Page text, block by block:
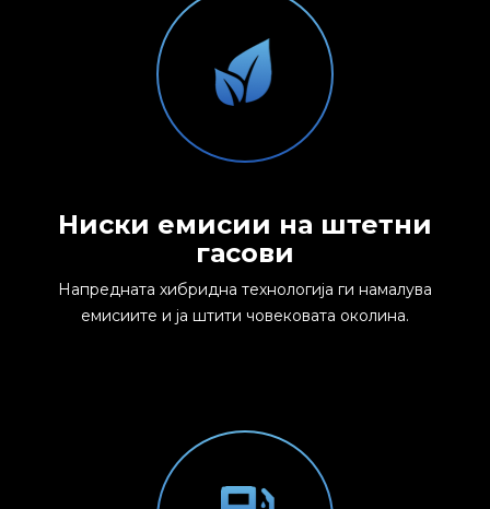
Ниски емисии на штетни
гасови
Напредната хибридна технологија ги намалува
емисиите и ја штити човековата околина.